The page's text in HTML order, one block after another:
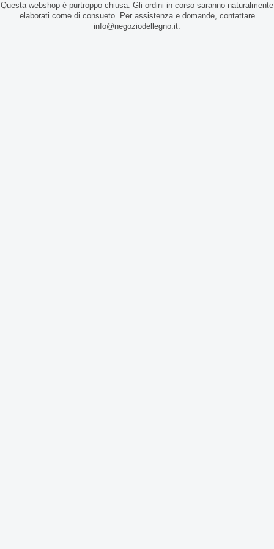
Questa webshop è purtroppo chiusa. Gli ordini in corso saranno naturalmente
elaborati come di consueto. Per assistenza e domande, contattare
info@negoziodellegno.it.